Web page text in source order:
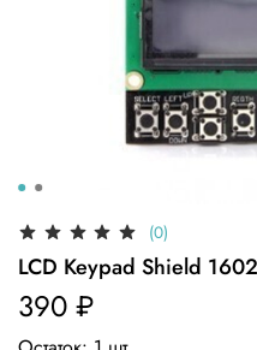
(0)
LCD Keypad Shield
390 ₽